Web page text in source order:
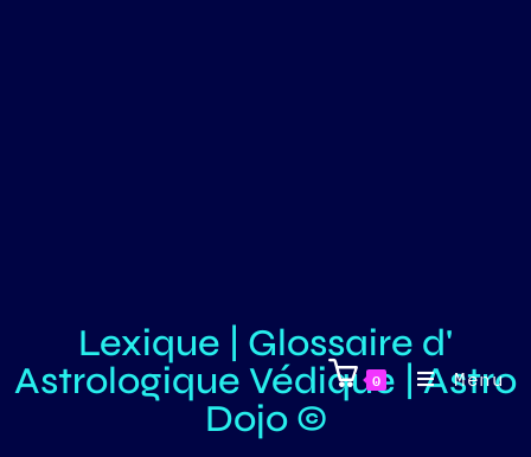
0 Menu
Lexique | Glossaire d'
Astrologique Védique | Astro
Dojo ©